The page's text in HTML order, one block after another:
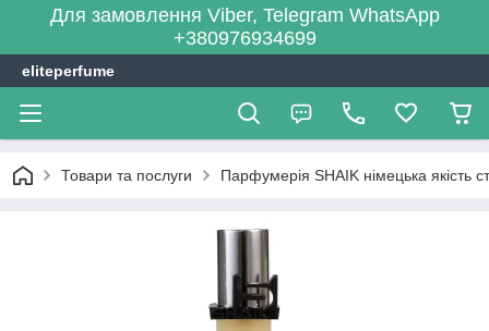
Для замовлення Viber, Telegram WhatsApp
+380976934699
eliteperfume
Товари та послуги Парфумерія SHAIK німецька якість